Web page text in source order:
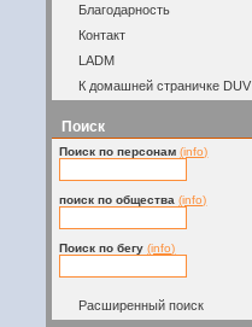
Благодарность
Контакт
LADM
К домашней страничке DUV
Поиск
Поиск по персонам (info)
поиск по общества (info)
Поиск по бегу (info)
Расширенный поиск